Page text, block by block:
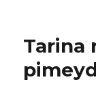
Tarina